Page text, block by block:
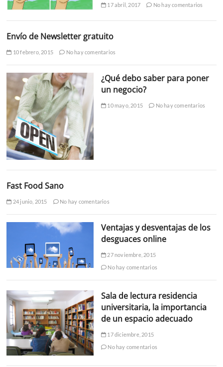
17 abril, 2017 No hay comentarios
Envío de Newsletter gratuito
10 febrero, 2015 No hay comentarios
¿Qué debo saber para poner
un negocio?
10 mayo, 2015 No hay comentarios
Fast Food Sano
24 junio, 2015 No hay comentarios
Ventajas y desventajas de los
desguaces online
27 noviembre, 2015
No hay comentarios
Sala de lectura residencia
universitaria, la importancia
de un espacio adecuado
17 diciembre, 2015
No hay comentarios